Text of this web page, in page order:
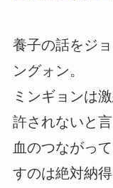
養子の話をジ
ングォン。
ミンギョンは
許されないと言
血のつながっ
すのは絶対納得